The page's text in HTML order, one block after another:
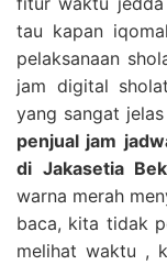
tau kapan
pelaksanaan
jam digital
yang sangat
penjual jam
di Jakasetia
warna merah
baca, kita tidak
melihat waktu ,